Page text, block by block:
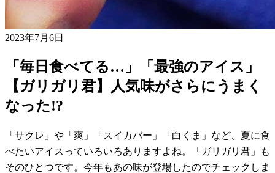
2023年7月6日
「毎日食べてる…」「最強のアイス」
【ガリガリ君】人気味がさらにうまく
なった!?
「サクレ」や「爽」「スイカバー」「白くま」など、夏に食
べたいアイスっていろいろありますよね。「ガリガリ君」も
そのひとつです。今年もあの味が登場したのでチェックしま